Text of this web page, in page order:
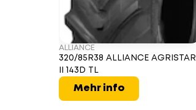
ALLIANCE
320/85R38 ALLIANCE AGRISTAR
II 143D TL
Mehr info